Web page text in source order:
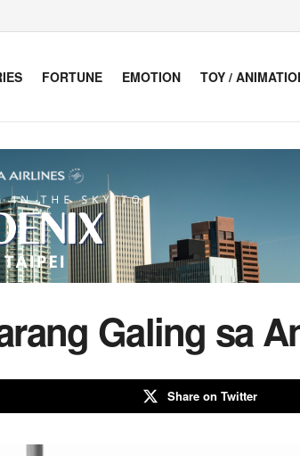
FORTUNE EMOTION TOY /
Galing sa
Share on Twitter